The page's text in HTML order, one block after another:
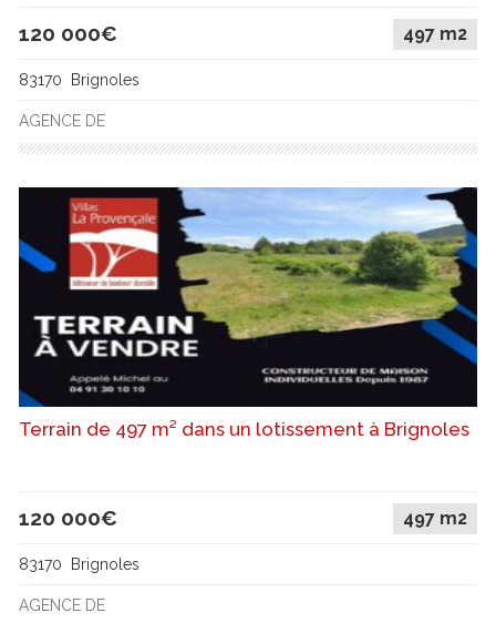
120 000€ 497 m2
83170 Brignoles
AGENCE DE
Terrain de 497 m² dans un lotissement à Brignoles
120 000€ 497 m2
83170 Brignoles
AGENCE DE